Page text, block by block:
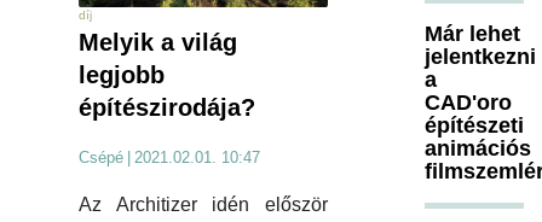
díj
Melyik a világ
legjobb
építészirodája?
Csépé 2021.02.01. 10:47
Az Architizer idén először
Már lehet
jelentkezni
a
CAD'oro
építészeti
animációs